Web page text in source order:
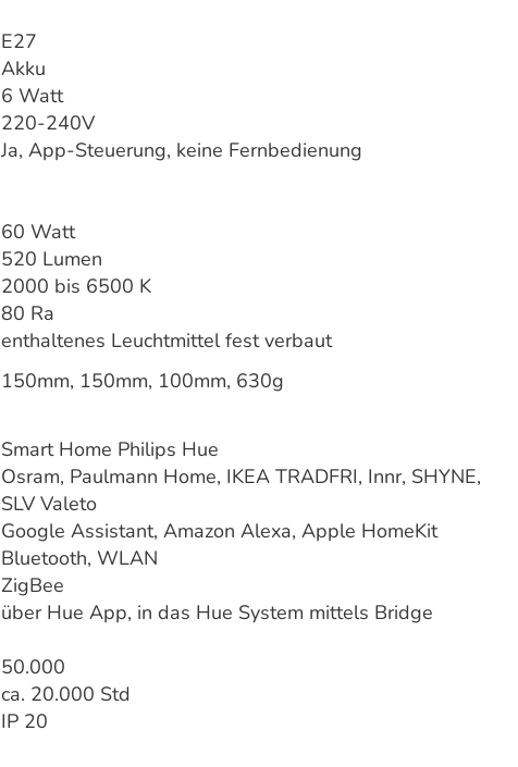
E27
Akku
6 Watt
220-240V
Ja, App-Steuerung, keine Fernbedienung
60 Watt
520 Lumen
2000 bis 6500 K
80 Ra
enthaltenes Leuchtmittel fest verbaut
150mm, 150mm, 100mm, 630g
Smart Home Philips Hue
Osram, Paulmann Home, IKEA TRADFRI, Innr, SHYNE,
SLV Valeto
Google Assistant, Amazon Alexa, Apple HomeKit
Bluetooth, WLAN
ZigBee
über Hue App, in das Hue System mittels Bridge
50.000
ca. 20.000 Std
IP 20